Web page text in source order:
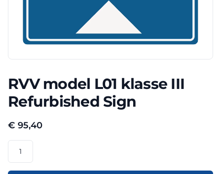
RVV model L01 klasse III
Refurbished Sign
€ 95,40
model
L01